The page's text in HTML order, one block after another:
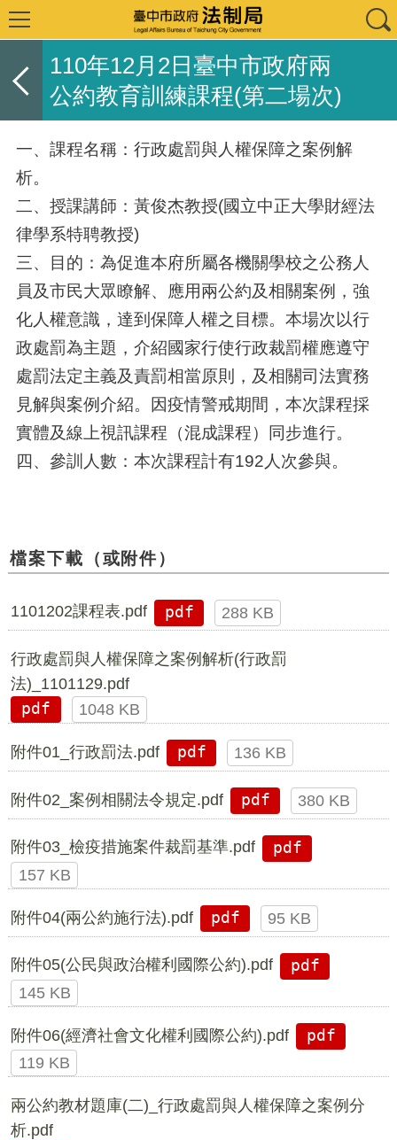
110年12月2日臺中市政府兩
公約教育訓練課程(第二場次)
一、課程名稱：行政處罰與人權保障之案例解
析。
二、授課講師：黃俊杰教授(國立中正大學財經法
律學系特聘教授)
三、目的：為促進本府所屬各機關學校之公務人
員及市民大眾瞭解、應用兩公約及相關案例，強
化人權意識，達到保障人權之目標。本場次以行
政處罰為主題，介紹國家行使行政裁罰權應遵守
處罰法定主義及責罰相當原則，及相關司法實務
見解與案例介紹。因疫情警戒期間，本次課程採
實體及線上視訊課程（混成課程）同步進行。
四、參訓人數：本次課程計有192人次參與。
檔案下載（或附件）
1101202課程表.pdf pdf 288 KB
行政處罰與人權保障之案例解析(行政罰
法)_1101129.pdf
pdf
1048 KB
附件01_行政罰法.pdf pdf 136 KB
附件02_案例相關法令規定.pdf pdf 380 KB
附件03_檢疫措施案件裁罰基準.pdf
pdf
157 KB
附件04(兩公約施行法).pdf pdf 95 KB
附件05(公民與政治權利國際公約).pdf
pdf
145 KB
附件06(經濟社會文化權利國際公約).pdf
pdf
119 KB
兩公約教材題庫(二)_行政處罰與人權保障之案例分
析.pdf